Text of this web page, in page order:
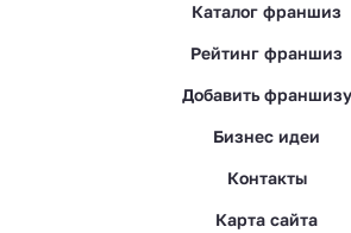
Каталог франшиз
Рейтинг франшиз
Добавить франшизу
Бизнес идеи
Контакты
Карта сайта